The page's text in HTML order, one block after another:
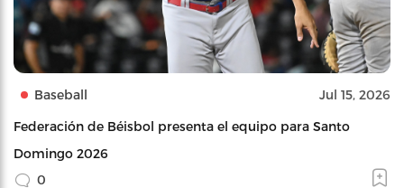
Baseball Jul 15, 2026
Federación de Béisbol presenta el equipo para Santo
Domingo 2026
0